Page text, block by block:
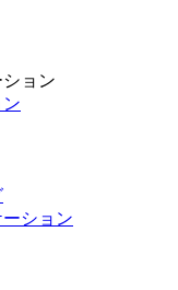
ョン
ション